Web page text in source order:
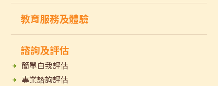
教育服務及體驗
諮詢及評估
簡單自我評估
專業諮詢評估